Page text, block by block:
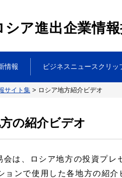
シア進出企業情
情報 ビジネスニュースクリッ
サイト集 > ロシア地方紹介ビデオ
の紹介ビデオ
会は、ロシア地方の投資プレ
ョンで使用した各地方の紹介